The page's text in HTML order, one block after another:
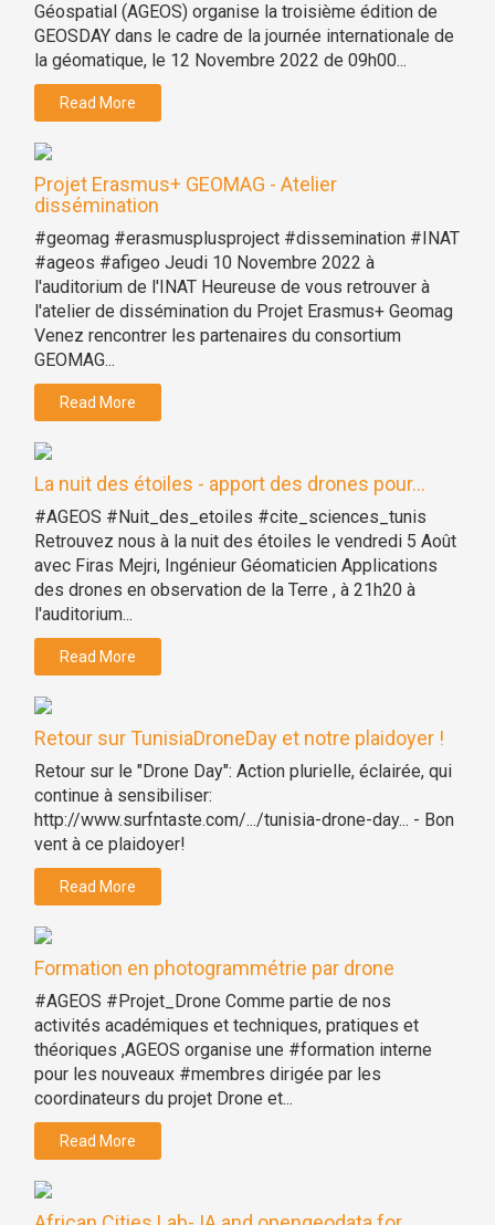
Géospatial (AGEOS) organise la troisième édition de
GEOSDAY dans le cadre de la journée internationale de
la géomatique, le 12 Novembre 2022 de 09h00...
Read More
Projet Erasmus+ GEOMAG - Atelier
dissémination
#geomag #erasmusplusproject #dissemination #INAT
#ageos #afigeo Jeudi 10 Novembre 2022 à
l'auditorium de l'INAT Heureuse de vous retrouver à
l'atelier de dissémination du Projet Erasmus+ Geomag
Venez rencontrer les partenaires du consortium
GEOMAG...
Read More
La nuit des étoiles - apport des drones pour...
#AGEOS #Nuit_des_etoiles #cite_sciences_tunis
Retrouvez nous à la nuit des étoiles le vendredi 5 Août
avec Firas Mejri, Ingénieur Géomaticien Applications
des drones en observation de la Terre , à 21h20 à
l'auditorium...
Read More
Retour sur TunisiaDroneDay et notre plaidoyer !
Retour sur le "Drone Day": Action plurielle, éclairée, qui
continue à sensibiliser:
http://www.surfntaste.com/.../tunisia-drone-day... - Bon
vent à ce plaidoyer!
Read More
Formation en photogrammétrie par drone
#AGEOS #Projet_Drone Comme partie de nos
activités académiques et techniques, pratiques et
théoriques ,AGEOS organise une #formation interne
pour les nouveaux #membres dirigée par les
coordinateurs du projet Drone et...
Read More